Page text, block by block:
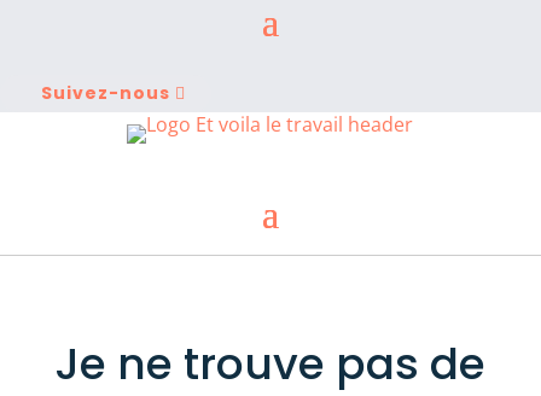
Suivez-nous
Je ne trouve pas de